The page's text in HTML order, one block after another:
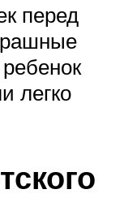
перед
легко